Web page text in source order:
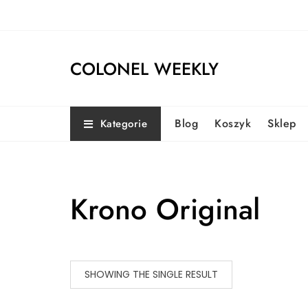
COLONEL WEEKLY
Kategorie Blog Koszyk Sklep
Krono Original
SHOWING THE SINGLE RESULT